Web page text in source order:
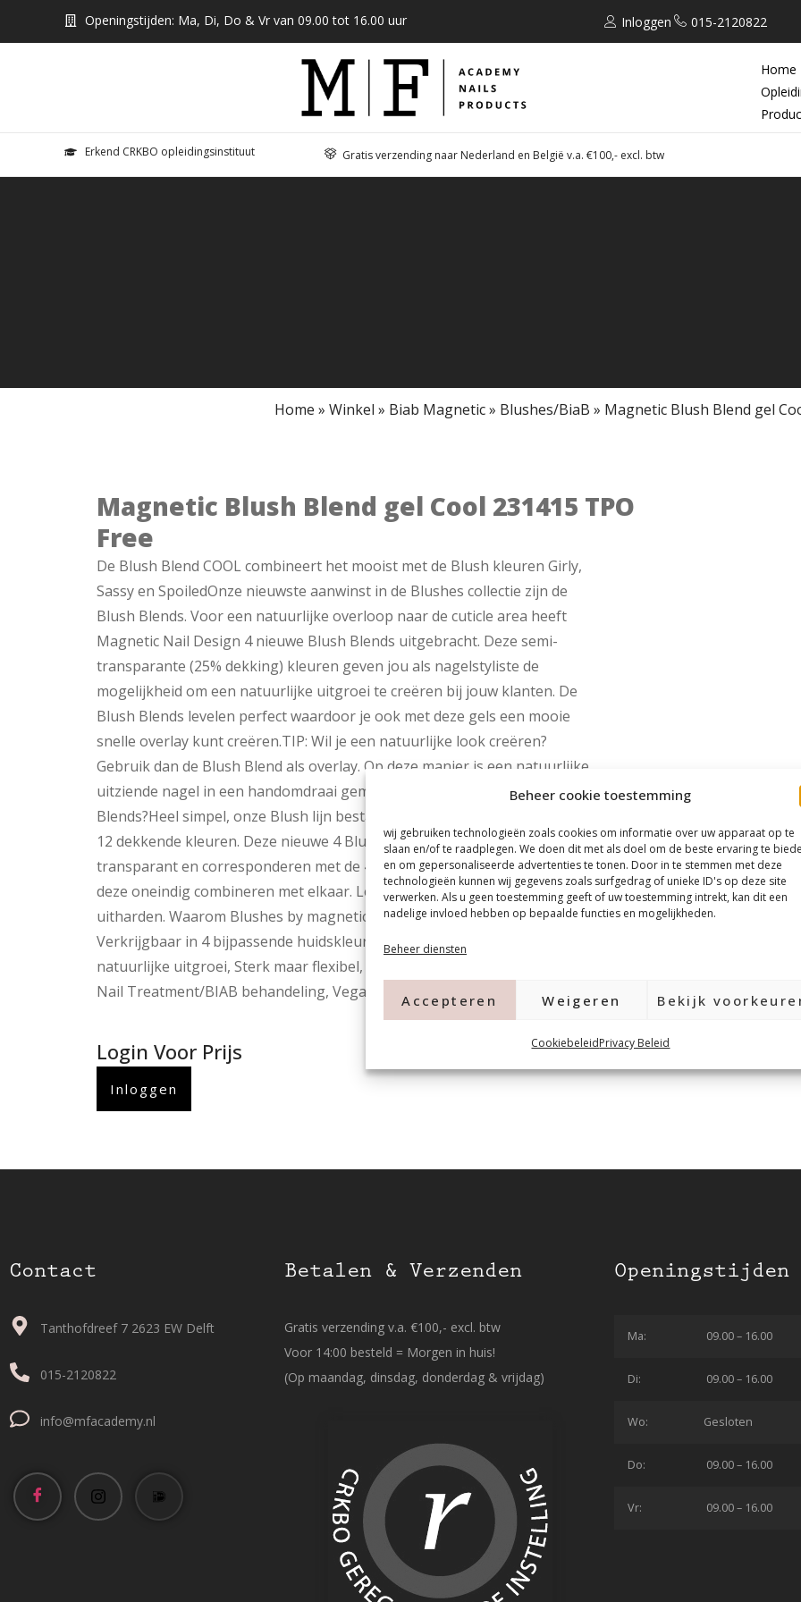
Beheer cookie toestemming
wij gebruiken technologieën zoals cookies om informatie over uw apparaat op te
slaan en/of te raadplegen. We doen dit met als doel om de beste ervaring te
en om gepersonaliseerde advertenties te tonen. Door in te stemmen met deze
technologieën kunnen wij gegevens zoals surfgedrag of unieke ID's op deze site
verwerken. Als u geen toestemming geeft of uw toestemming intrekt, kan dit een
nadelige invloed hebben op bepaalde functies en mogelijkheden.
Beheer diensten
Accepteren Weigeren Bekijk
CookiebeleidPrivacy Beleid
Openingstijden: Ma, Di, Do & Vr van 09.00 tot 16.00 uur Inloggen 015-2120822
Home
Erkend CRKBO opleidingsinstituut Gratis verzending naar Nederland en België v.a. €100,- excl. btw
Home » Winkel » Biab Magnetic» Blushes/BiaB » Magnetic Blush Blend gel
Magnetic Blush Blend gel Cool 231415 TPO
Free
De Blush Blend COOL combineert het mooist met de Blush kleuren Girly,
Sassy en SpoiledOnze nieuwste aanwinst in de Blushes collectie zijn de
Blush Blends. Voor een natuurlijke overloop naar de cuticle area heeft
Magnetic Nail Design 4 nieuwe Blush Blends uitgebracht. Deze semi-
transparante (25% dekking) kleuren geven jou als nagelstyliste de
mogelijkheid om een natuurlijke uitgroei te creëren bij jouw klanten. De
Blush Blends levelen perfect waardoor je ook met deze gels een mooie
snelle overlay kunt creëren.TIP: Wil je een natuurlijke look creëren?
Gebruik dan de Blush Blend als overlay. Op deze manier is een natuurlijke
uitziende nagel in een handomdraai gemaakt.Hoe gebruik ik de Blush
Blends?Heel simpel, onze Blush lijn bestaat uit 4 kleur tonen met in totaal
12 dekkende kleuren. Deze nieuwe 4 Blush Blends in the bottle zijn semi-
transparant en corresponderen met de 4 bestaande kleur tonen. Je kunt
deze oneindig combineren met elkaar. Led lamp 1.5 min uv lamp 2 min
uitharden. Waarom Blushes by magneticEen sublieme hechting,
Verkrijgbaar in 4 bijpassende huidskleuren, 25% dekkend, dus een
natuurlijke uitgroei, Sterk maar flexibel, Zelflevelend, Perfect voor Natural
Nail Treatment/BIAB behandeling, Vegan en cruelty free
Login Voor Prijs
Inloggen
Contact
Tanthofdreef 7 2623 EW Delft
015-2120822
info@mfacademy.nl
Betalen & Verzenden
Gratis verzending v.a. €100,- excl. btw
Voor 14:00 besteld = Morgen in huis!
(Op maandag, dinsdag, donderdag & vrijdag)
Openingstijden
Ma: 09.00 – 16.00
Di: 09.00 – 16.00
Wo: Gesloten
Do: 09.00 – 16.00
Vr: 09.00 – 16.00